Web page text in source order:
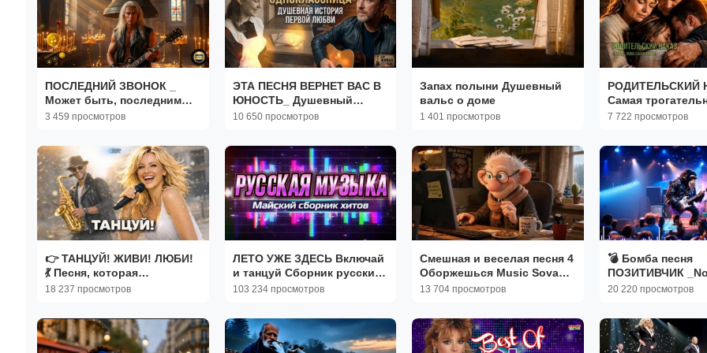
ПОСЛЕДНИЙ ЗВОНОК _
Может быть, последним
этот вечер... _ SILICIUM
3 459 просмотров
ЭТА ПЕСНЯ ВЕРНЕТ ВАС В
ЮНОСТЬ_ Душевный
шансон про школьную
10 650 просмотров
Запах полыни Душевный
вальс о доме
1 401 просмотров
РОДИТЕЛЬСКИЙ
Самая
про семью
7 722 просмотров
👉 ТАНЦУЙ! ЖИВИ! ЛЮБИ!
💃 Песня, которая
поднимает настроение _
18 237 просмотров
ЛЕТО УЖЕ ЗДЕСЬ Включай
и танцуй Сборник русских
песен 2026 Слушать
103 234 просмотров
Смешная и веселая песня 4
Оборжешься Music Sova
2026
13 704 просмотров
💣 Бомба песня
ПОЗИТИВЧИК
Кроха сын
20 220 просмотров